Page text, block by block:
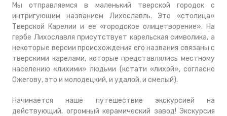
Мы отправляемся в маленький тверской городок с
интригующим названием Лихославль. Это «столица»
Тверской Карелии и ее «городское олицетворение». На
гербе Лихославля присутствует карельская символика, а
некоторые версии происхождения его названия связаны с
тверскими карелами, которые представлялись местному
населению «лихими» людьми (кстати «лихой», согласно
Ожегову, это и молодецкий, и удалой, и смелый).
Начинается наше путешествие экскурсией на
действующий, огромный керамический завод! Экскурсия